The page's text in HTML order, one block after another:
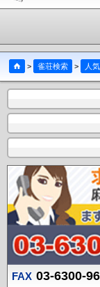
> 雀荘検索 > 人
FAX 03-6300-